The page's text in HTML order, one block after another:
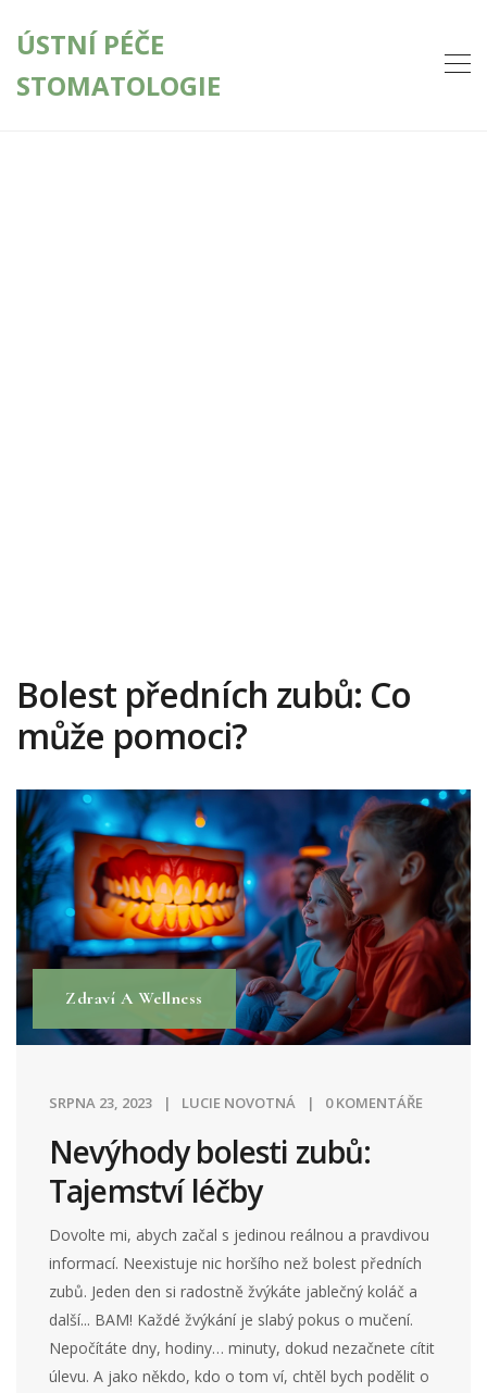
ÚSTNÍ PÉČE
STOMATOLOGIE
Bolest předních zubů: Co
může pomoci?
Zdraví A Wellness
SRPNA 23, 2023 LUCIE NOVOTNÁ 0 KOMENTÁŘE
Nevýhody bolesti zubů:
Tajemství léčby
Dovolte mi, abych začal s jedinou reálnou a pravdivou
informací. Neexistuje nic horšího než bolest předních
zubů. Jeden den si radostně žvýkáte jablečný koláč a
další... BAM! Každé žvýkání je slabý pokus o mučení.
Nepočítáte dny, hodiny… minuty, dokud nezačnete cítit
úlevu. A jako někdo, kdo o tom ví, chtěl bych podělit o